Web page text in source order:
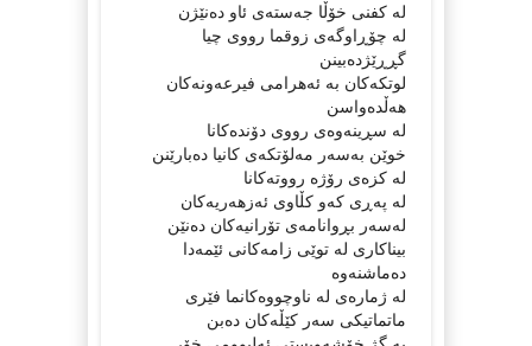
له‌ كفنی خۆڵا جه‌سته‌ی ئاو ده‌نێژن
له‌ چۆڕاوگه‌ی زوقما رووی چیا
گڕڕێژده‌بینن
لوتكه‌كان به‌ ئه‌هرامی فیرعه‌ونه‌كان
هه‌ڵده‌واسن
له‌ سڕینه‌وه‌ی رووی دۆنده‌كانا
خوێن به‌سه‌ر مه‌لۆتكه‌ی كانیا ده‌بارێنن
له‌ كزه‌ی رۆژه‌ رووته‌كانا
له‌ په‌ڕی كه‌و كڵاوی ئه‌زهه‌ریه‌كان
له‌سه‌ر بڕوانامه‌ی تۆرانیه‌كان ده‌نێن
بیناكاری له‌ توێی زامه‌كانی ئێمه‌دا
ده‌ماشنه‌وه‌
له‌ ژماره‌ی له‌ ناوچووه‌كانما فێری
ماتماتیكی سه‌ر كێڵه‌كان ده‌بن